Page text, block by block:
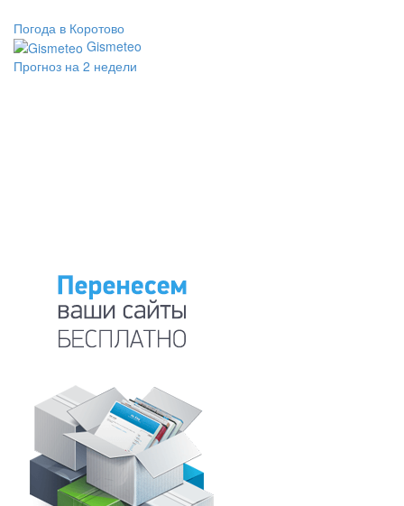
Погода в Коротово
Gismeteo
Прогноз на 2 недели